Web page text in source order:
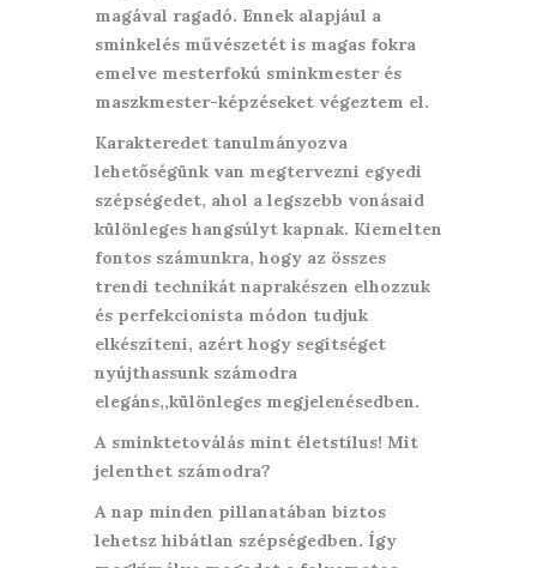
magával ragadó. Ennek alapjául a
sminkelés művészetét is magas fokra
emelve mesterfokú sminkmester és
maszkmester-képzéseket végeztem el.
Karakteredet tanulmányozva
lehetőségünk van megtervezni egyedi
szépségedet, ahol a legszebb vonásaid
különleges hangsúlyt kapnak. Kiemelten
fontos számunkra, hogy az összes
trendi technikát naprakészen elhozzuk
és perfekcionista módon tudjuk
elkészíteni, azért hogy segítséget
nyújthassunk számodra
elegáns,,különleges megjelenésedben.
A sminktetoválás mint életstílus! Mit
jelenthet számodra?
A nap minden pillanatában biztos
lehetsz hibátlan szépségedben. Így